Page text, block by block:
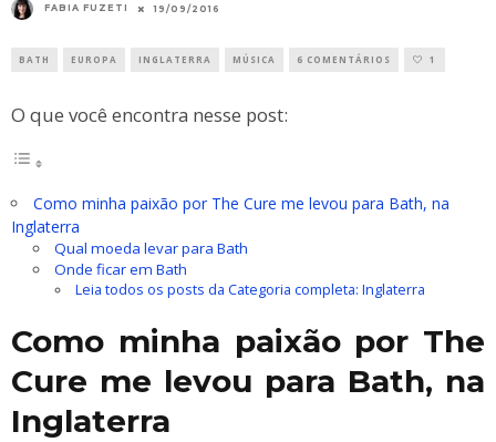
FABIA FUZETI 19/09/2016
BATH EUROPA INGLATERRA MÚSICA 6 COMENTÁRIOS 1
O que você encontra nesse post:
Como minha paixão por The Cure me levou para Bath, na
Inglaterra
Qual moeda levar para Bath
Onde ficar em Bath
Leia todos os posts da Categoria completa: Inglaterra
Como minha paixão por The
Cure me levou para Bath, na
Inglaterra